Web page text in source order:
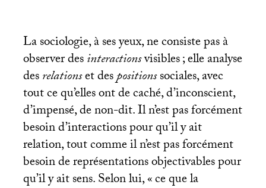
La sociologie, à ses yeux, ne consiste pas à
observer desinteractionsvisibles; elle analyse
desrelationset despositionssociales, avec
tout ce qu’elles ont de caché, d’inconscient,
d’impensé, de non-dit. Il n’est pas forcément
besoin d’interactions pour qu’il y ait
relation, tout comme il n’est pas forcément
besoin de représentations objectivables pour
qu’il y ait sens. Selon lui, «ce que la